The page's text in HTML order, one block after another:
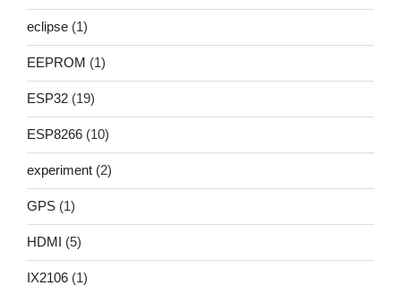
eclipse (1)
EEPROM (1)
ESP32 (19)
ESP8266 (10)
experiment (2)
GPS (1)
HDMI (5)
IX2106 (1)